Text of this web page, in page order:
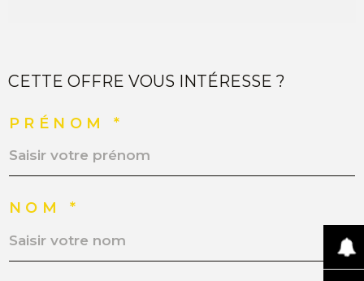
CETTE OFFRE VOUS INTÉRESSE ?
PRÉNOM *
NOM *